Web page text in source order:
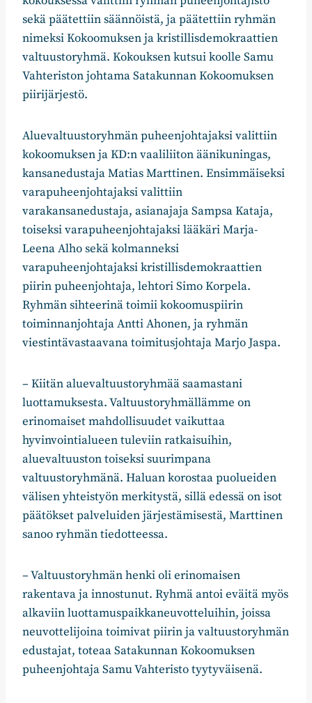
sekä päätettiin säännöistä, ja päätettiin ryhmän
nimeksi Kokoomuksen ja kristillisdemokraattien
valtuustoryhmä. Kokouksen kutsui koolle Samu
Vahteriston johtama Satakunnan Kokoomuksen
piirijärjestö.
Aluevaltuustoryhmän puheenjohtajaksi valittiin
kokoomuksen ja KD:n vaaliliiton äänikuningas,
kansanedustaja Matias Marttinen. Ensimmäiseksi
varapuheenjohtajaksi valittiin
varakansanedustaja, asianajaja Sampsa Kataja,
toiseksi varapuheenjohtajaksi lääkäri Marja-
Leena Alho sekä kolmanneksi
varapuheenjohtajaksi kristillisdemokraattien
piirin puheenjohtaja, lehtori Simo Korpela.
Ryhmän sihteerinä toimii kokoomuspiirin
toiminnanjohtaja Antti Ahonen, ja ryhmän
viestintävastaavana toimitusjohtaja Marjo Jaspa.
– Kiitän aluevaltuustoryhmää saamastani
luottamuksesta. Valtuustoryhmällämme on
erinomaiset mahdollisuudet vaikuttaa
hyvinvointialueen tuleviin ratkaisuihin,
aluevaltuuston toiseksi suurimpana
valtuustoryhmänä. Haluan korostaa puolueiden
välisen yhteistyön merkitystä, sillä edessä on isot
päätökset palveluiden järjestämisestä, Marttinen
sanoo ryhmän tiedotteessa.
– Valtuustoryhmän henki oli erinomaisen
rakentava ja innostunut. Ryhmä antoi eväitä myös
alkaviin luottamuspaikkaneuvotteluihin, joissa
neuvottelijoina toimivat piirin ja valtuustoryhmän
edustajat, toteaa Satakunnan Kokoomuksen
puheenjohtaja Samu Vahteristo tyytyväisenä.